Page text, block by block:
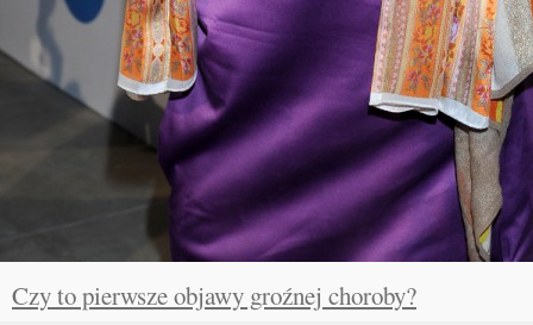
Czy to pierwsze objawy groźnej choroby?